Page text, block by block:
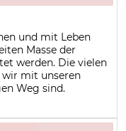
und mit Leben
Masse der
werden. Die vielen
wir mit unseren
Weg sind.